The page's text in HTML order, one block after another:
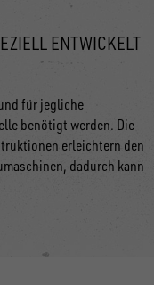
ENTWICKELT
für jegliche
benötigt werden. Die
erleichtern den
dadurch kann